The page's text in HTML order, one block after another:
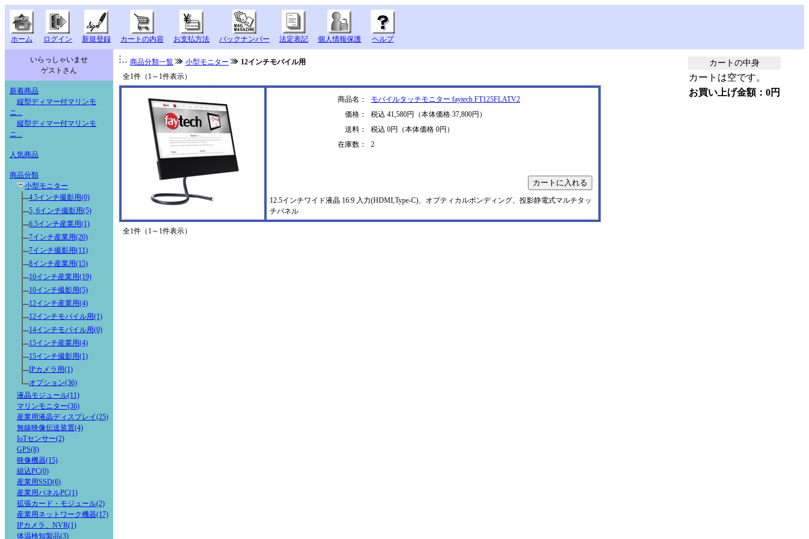
ホーム ログイン 新規登録 カートの内容 お支払方法 バックナンバー 法定表記 個人情報保護 ヘルプ
いらっしゃいませ
ゲストさん
新着商品
縦型ディマー付マリンモ
ニ...
縦型ディマー付マリンモ
ニ...
人気商品
商品分類
小型モニター
4.5インチ撮影用(0)
5, 6インチ撮影用(5)
6.5インチ産業用(1)
7インチ産業用(20)
7インチ撮影用(11)
8インチ産業用(15)
10インチ産業用(19)
10インチ撮影用(5)
12インチ産業用(4)
12インチモバイル用(1)
14インチモバイル用(0)
15インチ産業用(4)
15インチ撮影用(1)
IPカメラ用(1)
オプション(36)
液晶モジュール(11)
マリンモニター(36)
産業用液晶ディスプレイ(25)
無線映像伝送装置(4)
IoTセンサー(2)
GPS(8)
映像機器(15)
組込PC(0)
産業用SSD(6)
産業用パネルPC(1)
拡張カード・モジュール(2)
産業用ネットワーク機器(17)
IPカメラ、NVR(1)
体温検知製品(3)
商品分類一覧 小型モニター
12インチモバイル用
全1件（1～1件表示）
商品名：
モバイルタッチモニター faytech FT125FLATV2
価格：
税込 41,580円（本体価格 37,800円）
送料：
税込 0円（本体価格 0円）
在庫数：
2
12.5インチワイド液晶 16:9 入力(HDMI,Type-C)、オプティカルボンディング、投影静電式マルチタッ
チパネル
全1件（1～1件表示）
カートの中身
カートは空です。
お買い上げ金額：0円